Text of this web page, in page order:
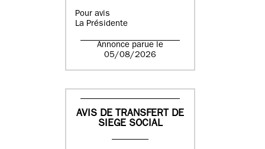
Pour avis
La Présidente
Annonce parue le
05/08/2026
AVIS DE TRANSFERT DE
SIEGE SOCIAL